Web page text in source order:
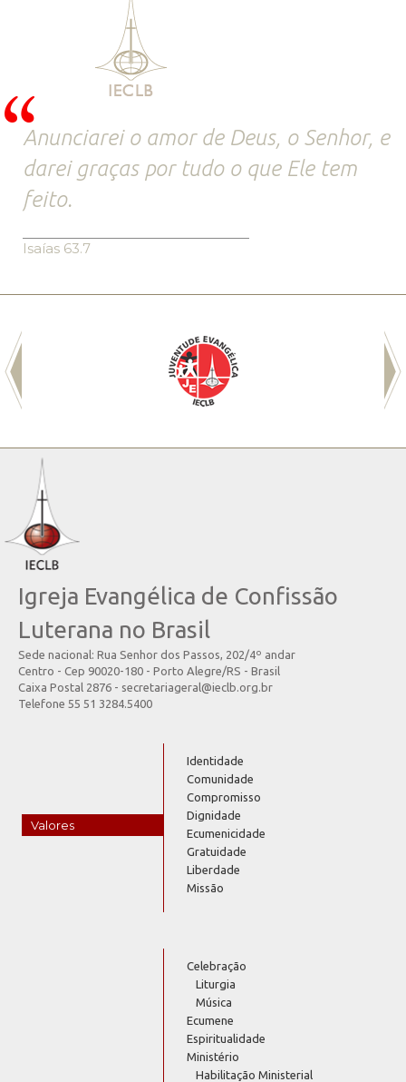
Anunciarei o amor de Deus, o Senhor, e
darei graças por tudo o que Ele tem
feito.
Isaías 63.7
Igreja Evangélica de Confissão
Luterana no Brasil
Sede nacional: Rua Senhor dos Passos, 202/4º andar
Centro - Cep 90020-180 - Porto Alegre/RS - Brasil
Caixa Postal 2876 - secretariageral@ieclb.org.br
Telefone 55 51 3284.5400
Valores
Identidade
Comunidade
Compromisso
Dignidade
Ecumenicidade
Gratuidade
Liberdade
Missão
Celebração
Liturgia
Música
Ecumene
Espiritualidade
Ministério
Habilitação Ministerial